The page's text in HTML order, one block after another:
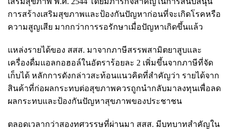
การสร้างเสริมสุขภาพและป้องกันปัญหาก่อนที่จะเกิดโรคหรือ
ความสูญเสีย มากกว่าการรอรักษาเมื่อปัญหาเกิดขึ้นแล้ว
แหล่งรายได้ของ สสส. มาจากภาษีสรรพสามิตยาสูบและ
เครื่องดื่มแอลกอฮอล์ในอัตราร้อยละ 2 เพิ่มขึ้นจากภาษีที่จัด
เก็บได้ หลักการดังกล่าวสะท้อนแนวคิดที่สำคัญว่า รายได้จาก
สินค้าที่ก่อผลกระทบต่อสุขภาพควรถูกนำกลับมาลงทุนเพื่อลด
ผลกระทบและป้องกันปัญหาสุขภาพของประชาชน
ตลอดเวลากว่าสองทศวรรษที่ผ่านมา สสส. มีบทบาทสำคัญใน